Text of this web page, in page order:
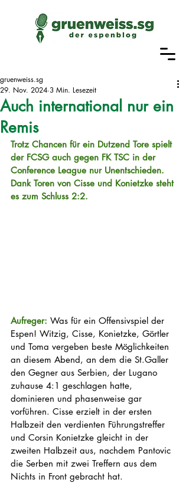
Auch international nur ein
Remis
gruenweiss.sg
29. Nov. 2024 3 Min. Lesezeit
Trotz Chancen für ein Dutzend Tore spielt
der FCSG auch gegen FK TSC in der
Conference League nur Unentschieden.
Dank Toren von Cisse und Konietzke steht
es zum Schluss 2:2.
Aufreger: Was für ein Offensivspiel der
Espen! Witzig, Cisse, Konietzke, Görtler
und Toma vergeben beste Möglichkeiten
an diesem Abend, an dem die St.Galler
den Gegner aus Serbien, der Lugano
zuhause 4:1 geschlagen hatte,
dominieren und phasenweise gar
vorführen. Cisse erzielt in der ersten
Halbzeit den verdienten Führungstreffer
und Corsin Konietzke gleicht in der
zweiten Halbzeit aus, nachdem Pantovic
die Serben mit zwei Treffern aus dem
Nichts in Front gebracht hat.